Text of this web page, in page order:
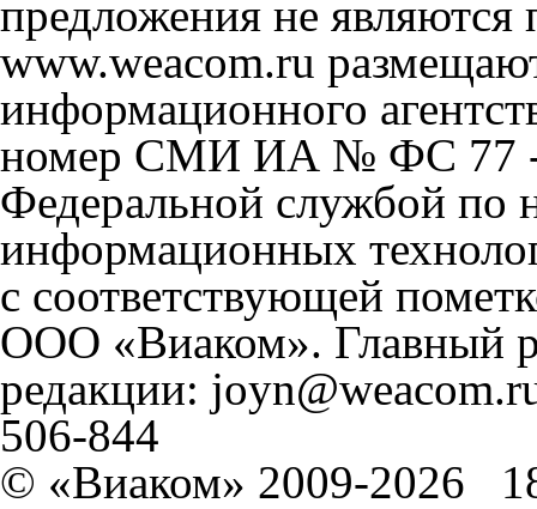
предложения не
www.weacom.ru
информационного
номер СМИ ИА № ФС 77 -
Федеральной службой по
информационных
с соответствующей
ООО «Виаком». Главный
редакции:
506-844
© «Виаком» 2009-2026